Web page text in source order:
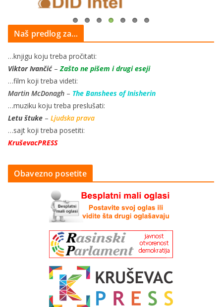
Naš predlog za…
…knjigu koju treba pročitati:
Viktor Ivančić–Zašto ne pišem i drugi eseji
…film koji treba videti:
Martin McDonagh – The Banshees of Inisherin
…muziku koju treba preslušati:
Letu štuke – Ljudska prava
…sajt koji treba posetiti:
KruševacPRESS
Obavezno posetite